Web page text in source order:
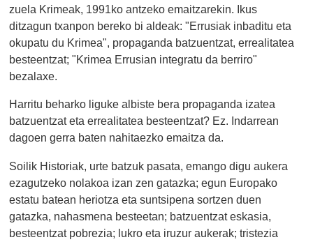
zuela Krimeak, 1991ko antzeko emaitzarekin. Ikus
ditzagun txanpon bereko bi aldeak: "Errusiak inbaditu eta
okupatu du Krimea", propaganda batzuentzat, errealitatea
besteentzat; "Krimea Errusian integratu da berriro"
bezalaxe.
Harritu beharko liguke albiste bera propaganda izatea
batzuentzat eta errealitatea besteentzat? Ez. Indarrean
dagoen gerra baten nahitaezko emaitza da.
Soilik Historiak, urte batzuk pasata, emango digu aukera
ezagutzeko nolakoa izan zen gatazka; egun Europako
estatu batean heriotza eta suntsipena sortzen duen
gatazka, nahasmena besteetan; batzuentzat eskasia,
besteentzat pobrezia; lukro eta iruzur aukerak; tristezia